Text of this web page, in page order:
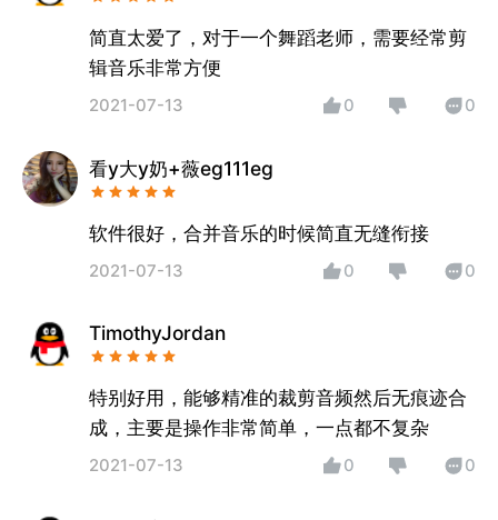
简直太爱了，对于一个舞蹈老师，需要经常剪
辑音乐非常方便
2021-07-13 0 0
看y大y奶+薇eg111eg
软件很好，合并音乐的时候简直无缝衔接
2021-07-13 0 0
TimothyJordan
特别好用，能够精准的裁剪音频然后无痕迹合
成，主要是操作非常简单，一点都不复杂
2021-07-13 0 0